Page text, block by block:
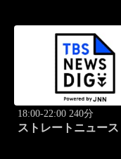
18:00-22:00 240分
ストレートニュース